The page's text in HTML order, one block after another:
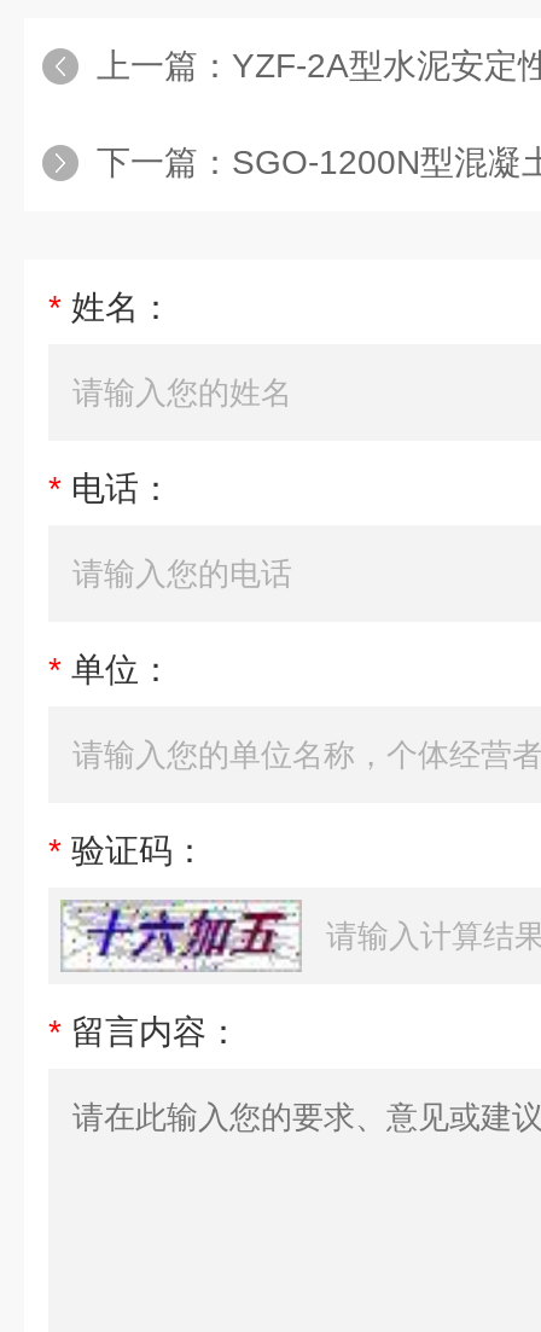
上一篇： YZF-2A型水泥安定
下一篇： SGO-1200N型混凝
* 姓名：
* 电话：
* 单位：
* 验证码：
* 留言内容：